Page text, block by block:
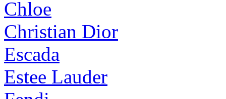
Chloe
Christian Dior
Escada
Estee Lauder